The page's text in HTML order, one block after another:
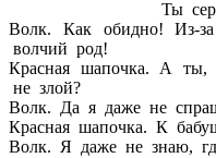
Ты сердитый
Волк. Как обидно! Из-за
волчий род!
Красная шапочка. А ты,
не злой?
Волк. Да я даже не
Красная шапочка. К
Волк. Я даже не знаю,